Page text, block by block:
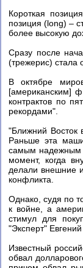
Короткая
позиция (long) –
более высокую
Сразу после
(трежерис)
В октябре
[американским]
контрактов по
рекордами".
"Ближний Восток
Раньше эта
самым надежным
момент, когда
делали внешние
конфликта.
Однако, судя по
к войне, а
стимул для
"Эксперт"
Известный
обвал